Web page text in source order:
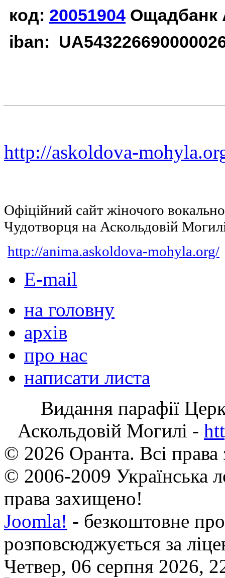
код: 20051904 Ощадбанк
iban:
http://askoldova-
Офіційний сайт жіночого
Чудотворця на Аскольдовій
http://anima.askoldova-mohyla.org/
E-mail
на головну
архів
про нас
написати листа
Видання парафії
Аскольдовій Могилі -
© 2026 Оранта. Всі
© 2006-2009 Українська
права захищено!
Joomla! - безкоштовне
розповсюджується за
Четвер, 06 серпня 2026,